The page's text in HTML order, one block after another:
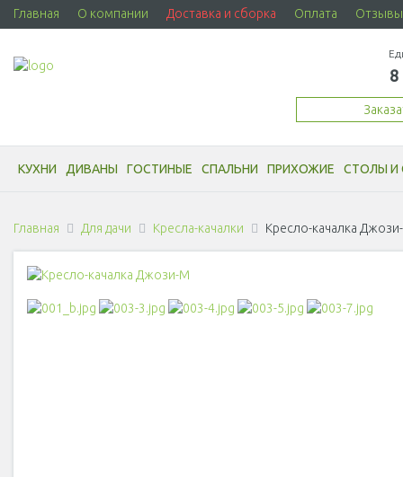
Главная О компании Доставка и сборка Оплата Отзывы
8
КУХНИ ДИВАНЫ ГОСТИНЫЕ СПАЛЬНИ ПРИХОЖИЕ СТОЛЫ И
Главная Для дачи Кресла-качалки Кресло-качалка